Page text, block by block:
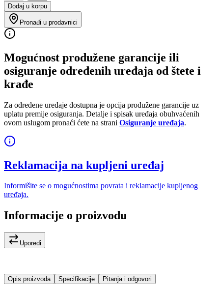
Dodaj u korpu
Pronađi u prodavnici
Mogućnost produžene garancije ili
osiguranje određenih uređaja od štete i
krađe
Za određene uređaje dostupna je opcija produžene garancije uz
uplatu premije osiguranja. Detalje i spisak uređaja obuhvaćenih
ovom uslugom pronaći ćete na strani Osiguranje uređaja.
Reklamacija na kupljeni uređaj
Informišite se o mogućnostima povrata i reklamacije kupljenog
uređaja.
Informacije o proizvodu
Uporedi
Opis proizvoda Specifikacije Pitanja i odgovori